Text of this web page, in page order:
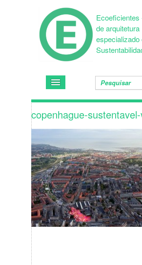
de arquitetura
especializado
copenhague-